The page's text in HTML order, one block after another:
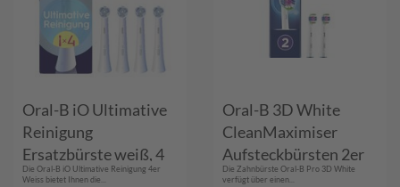
Oral-B iO Ultimative
Reinigung
Ersatzbürste weiß, 4
Stück
Die Oral-B iO Ultimative Reinigung 4er
Weiss bietet Ihnen die...
Oral-B 3D White
CleanMaximiser
Aufsteckbürsten 2er
Die Zahnbürste Oral-B Pro 3D White
verfügt über einen...